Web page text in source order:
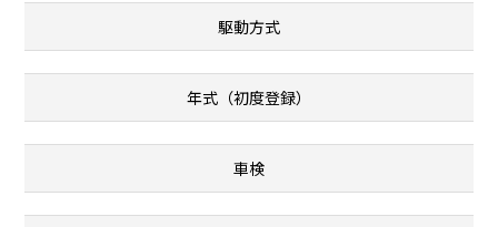
駆動方式
年式（初度登録）
車検